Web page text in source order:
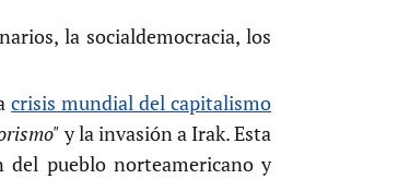
la socialdemocracia, los
crisis mundial del capitalismo
y la invasión a Irak. Esta
pueblo norteamericano y